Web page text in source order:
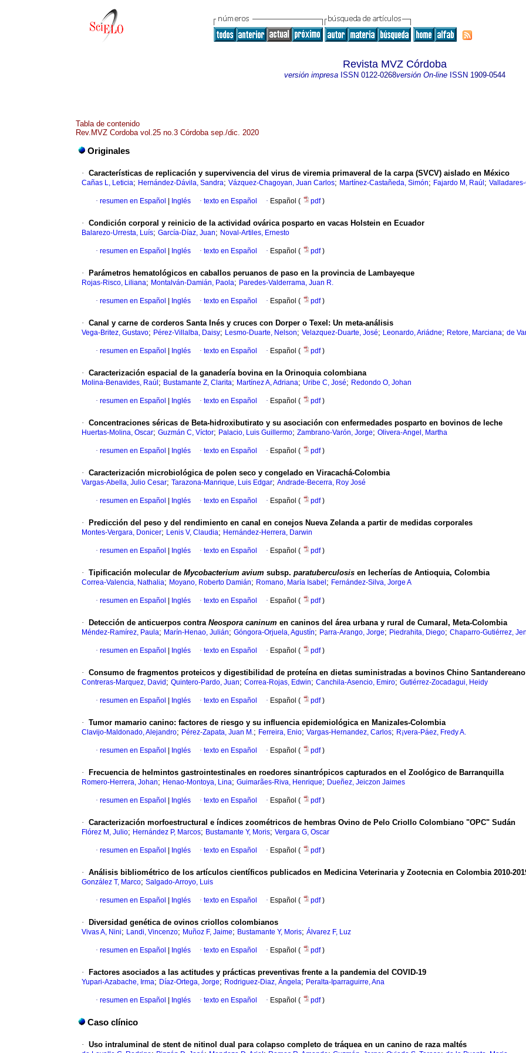
Revista MVZ Córdoba
versión impresaISSN 0122-0268versión On-lineISSN 1909-0544
Tabla de contenido
Rev.MVZ Cordoba vol.25 no.3 Córdoba sep./dic. 2020
Originales
· Características de replicación y supervivencia del virus de viremia primaveral de la carpa (SVCV) aislado en México
Cañas L, Leticia; Hernández-Dávila, Sandra; Vázquez-Chagoyan, Juan Carlos; Martínez-Castañeda, Simón; Fajardo M, Raúl ;
· resumen en Español Inglés · texto en Español · Español ( pdf)
· Condición corporal y reinicio de la actividad ovárica posparto en vacas Holstein en Ecuador
Balarezo-Urresta, Luís; García-Díaz, Juan; Noval-Artiles, Ernesto
· resumen en Español Inglés · texto en Español · Español ( pdf)
· Parámetros hematológicos en caballos peruanos de paso en la provincia de Lambayeque
Rojas-Risco, Liliana; Montalván-Damián, Paola; Paredes-Valderrama, Juan R.
· resumen en Español Inglés · texto en Español · Español ( pdf)
· Canal y carne de corderos Santa Inés y cruces con Dorper o Texel: Un meta-análisis
Vega-Britez, Gustavo; Pérez-Villalba, Daisy; Lesmo-Duarte, Nelson; Velazquez-Duarte, José; Leonardo, Ariádne; Retore, Marciana; de
· resumen en Español Inglés · texto en Español · Español ( pdf)
· Caracterización espacial de la ganadería bovina en la Orinoquia colombiana
Molina-Benavides, Raúl ; Bustamante Z, Clarita; Martínez A, Adriana; Uribe C, José; Redondo O, Johan
· resumen en Español Inglés · texto en Español · Español ( pdf)
· Concentraciones séricas de Beta-hidroxibutirato y su asociación con enfermedades posparto en bovinos de leche
Huertas-Molina, Oscar; Guzmán C, Víctor; Palacio, Luis Guillermo; Zambrano-Varón, Jorge; Olivera-Angel, Martha
· resumen en Español Inglés · texto en Español · Español ( pdf)
· Caracterización microbiológica de polen seco y congelado en Viracachá-Colombia
Vargas-Abella, Julio Cesar; Tarazona-Manrique, Luis Edgar; Andrade-Becerra, Roy José
· resumen en Español Inglés · texto en Español · Español ( pdf)
· Predicción del peso y del rendimiento en canal en conejos Nueva Zelanda a partir de medidas corporales
Montes-Vergara, Donicer; Lenis V, Claudia; Hernández-Herrera, Darwin
· resumen en Español Inglés · texto en Español · Español ( pdf)
· Tipificación molecular de Mycobacterium avium subsp. paratuberculosis en lecherías de Antioquia, Colombia
Correa-Valencia, Nathalia; Moyano, Roberto Damián; Romano, María Isabel ; Fernández-Silva, Jorge A
· resumen en Español Inglés · texto en Español · Español ( pdf)
· Detección de anticuerpos contra Neospora caninum en caninos del área urbana y rural de Cumaral, Meta-Colombia
Méndez-Ramírez, Paula; Marín-Henao, Julián; Góngora-Orjuela, Agustín; Parra-Arango, Jorge; Piedrahita, Diego; Chaparro-Gutiérrez,
· resumen en Español Inglés · texto en Español · Español ( pdf)
· Consumo de fragmentos proteicos y digestibilidad de proteína en dietas suministradas a bovinos Chino Santandereano
Contreras-Marquez, David ; Quintero-Pardo, Juan; Correa-Rojas, Edwin; Canchila-Asencio, Emiro; Gutiérrez-Zocadagui, Heidy
· resumen en Español Inglés · texto en Español · Español ( pdf)
· Tumor mamario canino: factores de riesgo y su influencia epidemiológica en Manizales-Colombia
Clavijo-Maldonado, Alejandro; Pérez-Zapata, Juan M.; Ferreira, Enio; Vargas-Hernandez, Carlos; R¡vera-Páez, Fredy A.
· resumen en Español Inglés · texto en Español · Español ( pdf)
· Frecuencia de helmintos gastrointestinales en roedores sinantrópicos capturados en el Zoológico de Barranquilla
Romero-Herrera, Johan; Henao-Montoya, Lina; Guimarães-Riva, Henrique; Dueñez, Jeiczon Jaimes
· resumen en Español Inglés · texto en Español · Español ( pdf)
· Caracterización morfoestructural e índices zoométricos de hembras Ovino de Pelo Criollo Colombiano "OPC" Sudán
Flórez M, Julio; Hernández P, Marcos; Bustamante Y, Moris; Vergara G, Oscar
· resumen en Español Inglés · texto en Español · Español ( pdf)
· Análisis bibliométrico de los artículos científicos publicados en Medicina Veterinaria y Zootecnia en Colombia 2010-
González T, Marco; Salgado-Arroyo, Luis
· resumen en Español Inglés · texto en Español · Español ( pdf)
· Diversidad genética de ovinos criollos colombianos
Vivas A, Nini; Landi, Vincenzo; Muñoz F, Jaime; Bustamante Y, Moris; Álvarez F, Luz
· resumen en Español Inglés · texto en Español · Español ( pdf)
· Factores asociados a las actitudes y prácticas preventivas frente a la pandemia del COVID-19
Yupari-Azabache, Irma; Díaz-Ortega, Jorge; Rodriguez-Diaz, Ángela; Peralta-Iparraguirre, Ana
· resumen en Español Inglés · texto en Español · Español ( pdf)
Caso clínico
· Uso intraluminal de stent de nitinol dual para colapso completo de tráquea en un canino de raza maltés